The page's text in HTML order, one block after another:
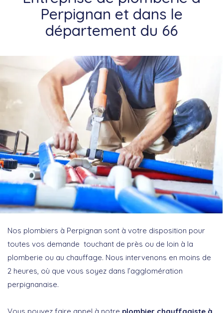
Perpignan et dans le
département du 66
Nos plombiers à Perpignan sont à votre disposition pour
toutes vos demande touchant de près ou de loin à la
plomberie ou au chauffage. Nous intervenons en moins de
2 heures, où que vous soyez dans l’agglomération
perpignanaise.